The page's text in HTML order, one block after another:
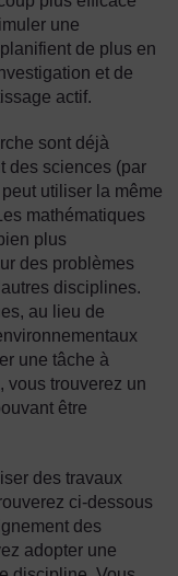
une
de plus en
et de
actif.
sont déjà
des sciences (par
peut utiliser la même
mathématiques
plus
des problèmes
disciplines.
au lieu de
une tâche à
vous trouverez un
être
des travaux
ci-dessous
des
adopter une